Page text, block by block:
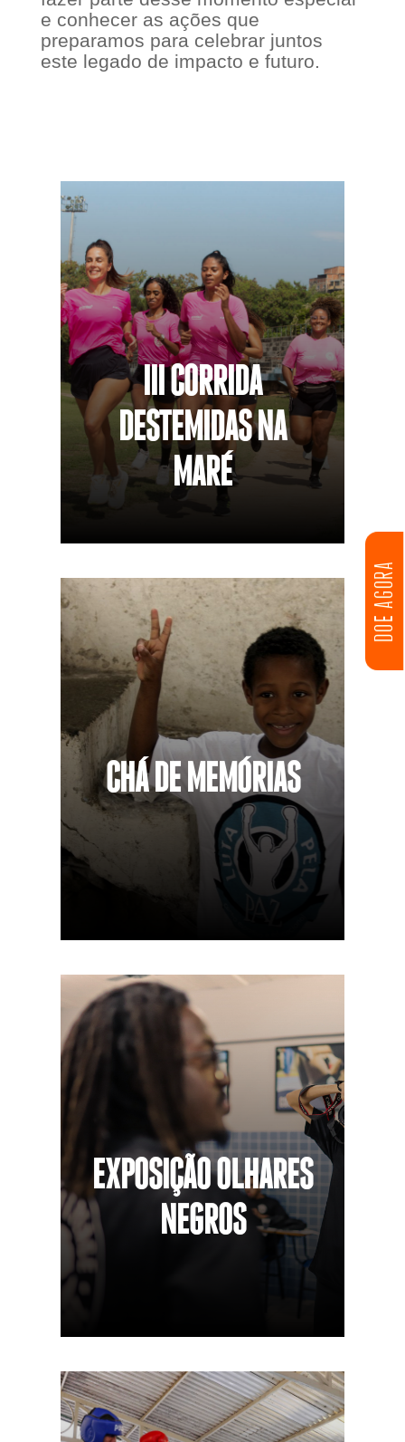
DOE AGORA
e conhecer as ações que
preparamos para celebrar juntos
este legado de impacto e futuro.
III CORRIDA
DESTEMIDAS NA
MARÉ
CHÁ DE MEMÓRIAS
EXPOSIÇÃO OLHARES
NEGROS